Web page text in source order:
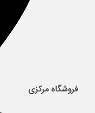
فروشگاه مرکزی